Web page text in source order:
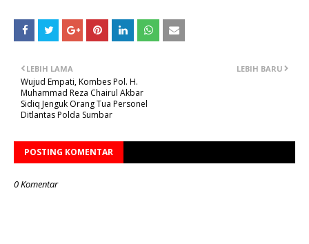
LEBIH BARU
LEBIH LAMA
Wujud Empati, Kombes Pol. H.
Muhammad Reza Chairul Akbar
Sidiq Jenguk Orang Tua Personel
Ditlantas Polda Sumbar
POSTING KOMENTAR
0 Komentar